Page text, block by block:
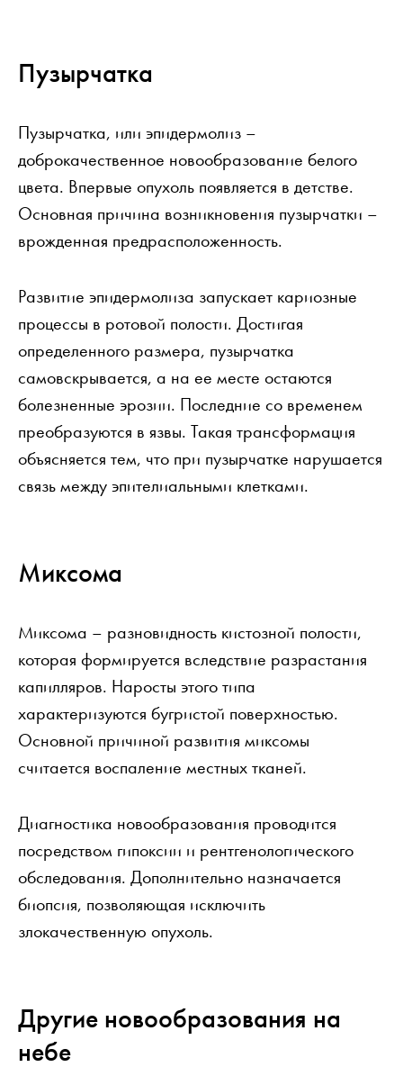
Пузырчатка
Пузырчатка, или эпидермолиз –
доброкачественное новообразование белого
цвета. Впервые опухоль появляется в детстве.
Основная причина возникновения пузырчатки –
врожденная предрасположенность.
Развитие эпидермолиза запускает кариозные
процессы в ротовой полости. Достигая
определенного размера, пузырчатка
самовскрывается, а на ее месте остаются
болезненные эрозии. Последние со временем
преобразуются в язвы. Такая трансформация
объясняется тем, что при пузырчатке нарушается
связь между эпителиальными клетками.
Миксома
Миксома – разновидность кистозной полости,
которая формируется вследствие разрастания
капилляров. Наросты этого типа
характеризуются бугристой поверхностью.
Основной причиной развития миксомы
считается воспаление местных тканей.
Диагностика новообразования проводится
посредством гипоксии и рентгенологического
обследования. Дополнительно назначается
биопсия, позволяющая исключить
злокачественную опухоль.
Другие новообразования на
небе